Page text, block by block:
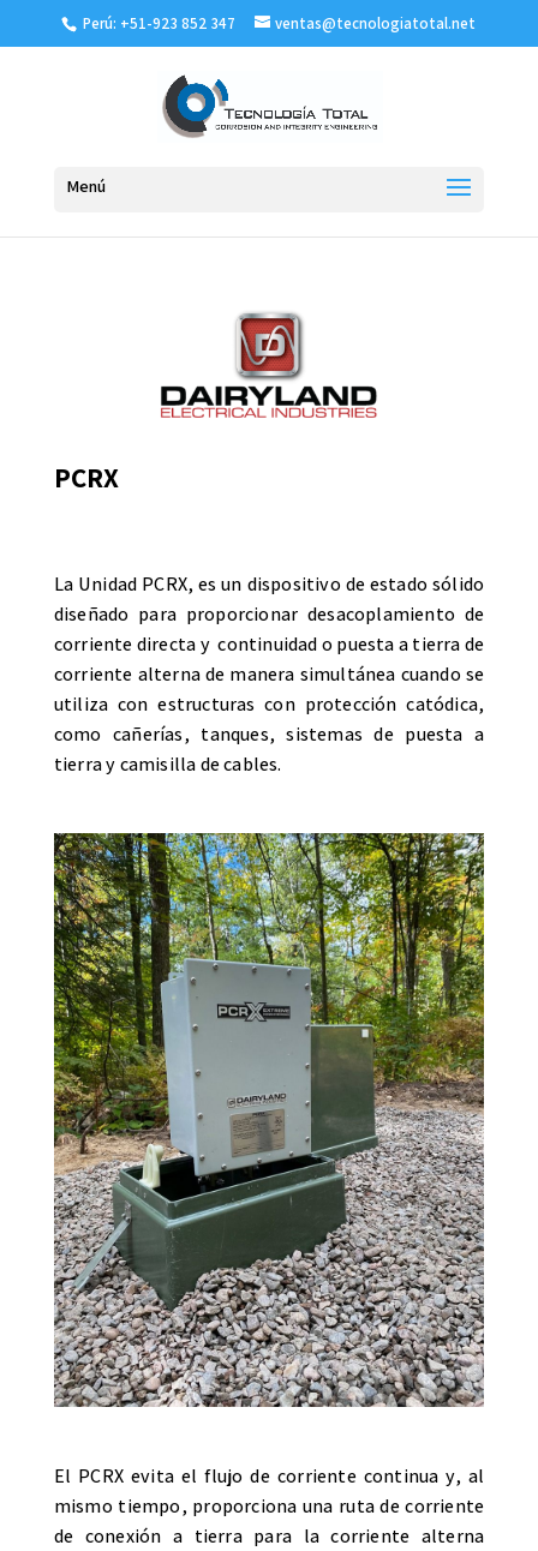
Perú: +51-923 852 347 ventas@tecnologiatotal.net
PCRX
La Unidad PCRX, es un dispositivo de estado sólido
diseñado para proporcionar desacoplamiento de
corriente directa ycontinuidad o puesta a tierra de
corriente alterna de manera simultánea cuando se
utiliza con estructuras con protección catódica,
como cañerías, tanques, sistemas de puesta a
tierra y camisilla de cables.
El PCRX evita el flujo de corriente continua y, al
mismo tiempo, proporciona una ruta de corriente
de conexión a tierra para la corriente alterna